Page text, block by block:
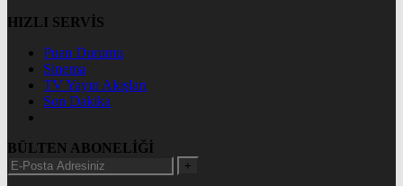
HIZLI SERVİS
Puan Durumu
Sinema
TV Yayın Akışları
Son Dakika
BÜLTEN ABONELİĞİ
+